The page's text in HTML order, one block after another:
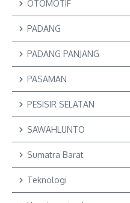
OTOMOTIF
PADANG
PADANG PANJANG
PASAMAN
PESISIR SELATAN
SAWAHLUNTO
Sumatra Barat
Teknologi